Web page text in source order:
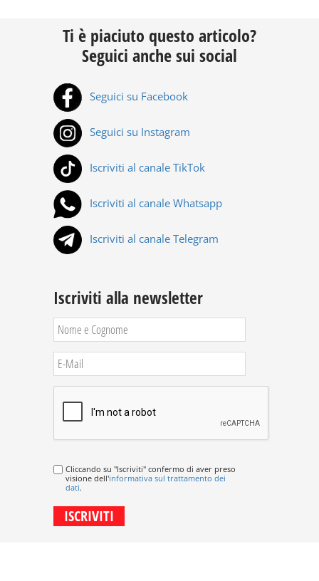
Ti è piaciuto questo articolo?
Seguici anche sui social
Seguici su Facebook
Seguici su Instagram
Iscriviti al canale TikTok
Iscriviti al canale Whatsapp
Iscriviti al canale Telegram
Iscriviti alla newsletter
Cliccando su "Iscriviti" confermo di aver preso
visione dell'informativa sul trattamento dei
dati.